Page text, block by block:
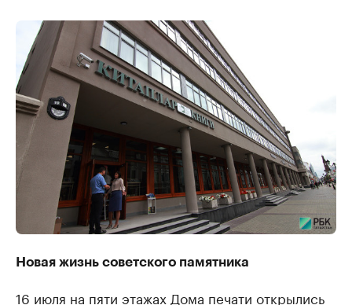
Новая жизнь советского памятника
16 июля на пяти этажах Дома печати открылись